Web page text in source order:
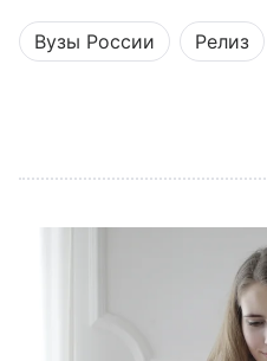
Вузы России Релиз